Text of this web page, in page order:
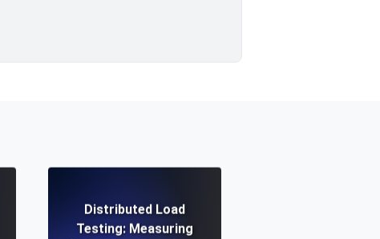
Distributed Load
Testing: Measuring